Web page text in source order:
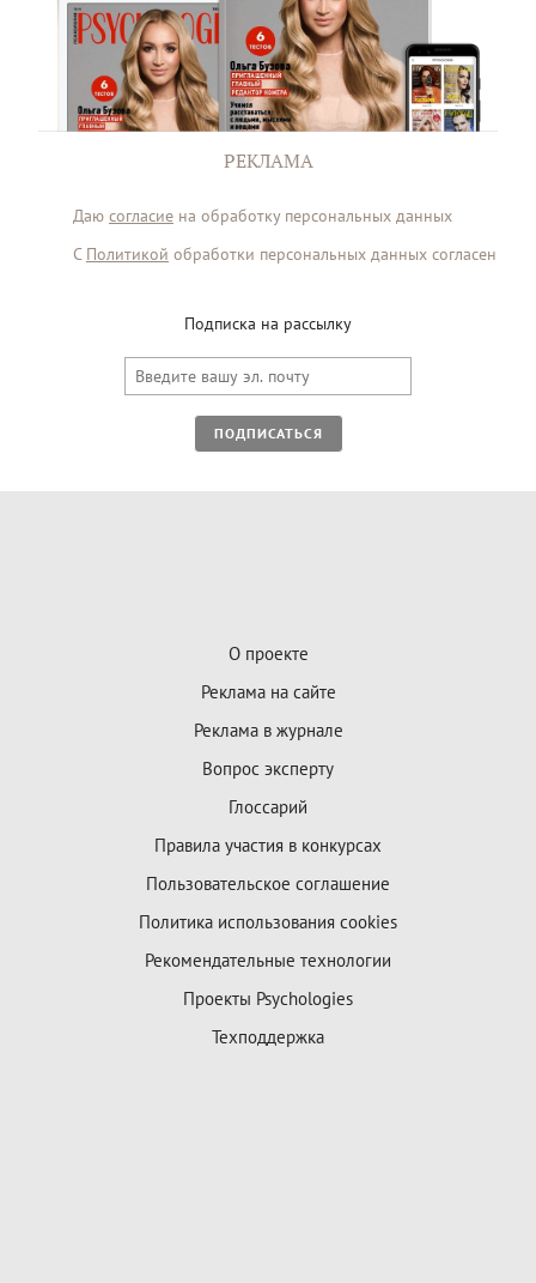
РЕКЛАМА
Даю согласие на обработку персональных данных
С Политикой обработки персональных данных согласен
Подписка на рассылку
ПОДПИСАТЬСЯ
О проекте
Реклама на сайте
Реклама в журнале
Вопрос эксперту
Глоссарий
Правила участия в конкурсах
Пользовательское соглашение
Политика использования cookies
Рекомендательные технологии
Проекты Psychologies
Техподдержка